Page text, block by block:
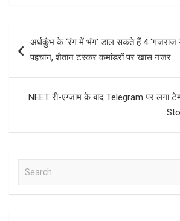
ce
b
o
k
tt
er
at
s
A
p
navigation
अर्धकुंभ के ‘रंग में भंग’ डाल सकते हैं 4 ‘गजराज
पहचान, शैतान टस्कर कमांडरों पर खास नजर
NEET री-एग्जाम के बाद Telegram पर लगा
a